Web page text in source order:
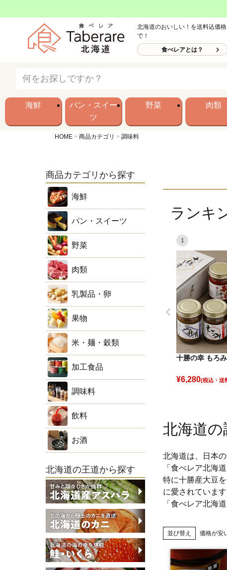
北海道のおいしい！を送料込価格
で！
食べレアとは？
海鮮
パン・スイー
ツ
野菜 肉類
HOME 商品カテゴリ 調味料
商品カテゴリから探す
海鮮
パン・スイーツ
野菜
肉類
乳製品・卵
果物
米・麺・穀類
加工食品
調味料
飲料
お酒
北海道の王道から探す
ランキ
1
十勝の幸 もろ
¥6,280(税込)
北海道の
北海道は、日本
「食べレア北海
特に十勝産大豆
に愛されています
「食べレア北海
並び替え 価格が安